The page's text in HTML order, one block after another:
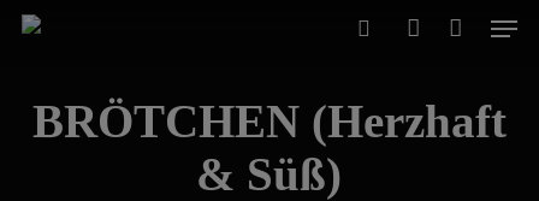
Skip
content
Menu
BRÖTCHEN (Herzhaft
& Süß)